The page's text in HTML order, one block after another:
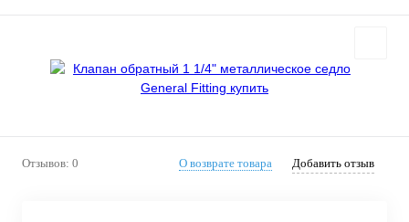
Отзывов: 0 О возврате товара Добавить отзыв